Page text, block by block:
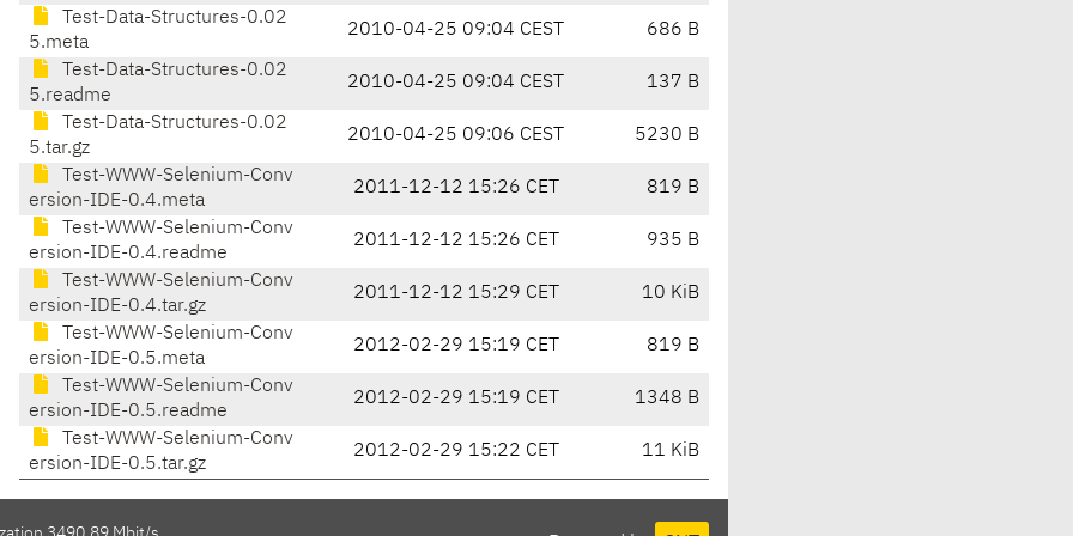
Test-Data-Structures-0.02
5.meta
2010-04-25 09:04 CEST 686 B
Test-Data-Structures-0.02
5.readme
2010-04-25 09:04 CEST 137 B
Test-Data-Structures-0.02
5.tar.gz
2010-04-25 09:06 CEST 5230 B
Test-WWW-Selenium-Conv
ersion-IDE-0.4.meta
2011-12-12 15:26 CET 819 B
Test-WWW-Selenium-Conv
ersion-IDE-0.4.readme
2011-12-12 15:26 CET 935 B
Test-WWW-Selenium-Conv
ersion-IDE-0.4.tar.gz
2011-12-12 15:29 CET 10 KiB
Test-WWW-Selenium-Conv
ersion-IDE-0.5.meta
2012-02-29 15:19 CET 819 B
Test-WWW-Selenium-Conv
ersion-IDE-0.5.readme
2012-02-29 15:19 CET 1348 B
Test-WWW-Selenium-Conv
ersion-IDE-0.5.tar.gz
2012-02-29 15:22 CET 11 KiB